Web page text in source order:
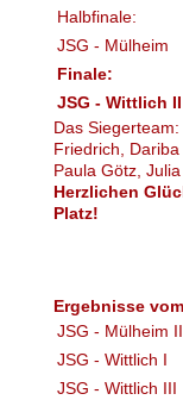
Halbfinale:
JSG - Mülheim
Finale:
JSG - Wittlich II
Das
Friedrich,
Paula Götz,
Herzlichen
Platz!
Ergebnisse
JSG - Mülheim II
JSG - Wittlich I
JSG - Wittlich III